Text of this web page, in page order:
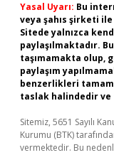
Yasal Uyarı: Bu
veya şahıs şirketi
Sitede yalnızca
paylaşılmaktadır.
taşımamakta olup,
paylaşım
benzerlikleri
taslak halindedir ve
Sitemiz, 5651 Sayılı
Kurumu (BTK)
vermektedir. Bu